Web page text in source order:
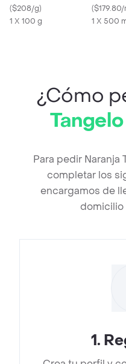
($208/g)
1 X 100 g
($179.80/
1 X 500
¿Cómo
Tangelo
Para pedir Naranja
completar los
encargamos de
domicilio
1.